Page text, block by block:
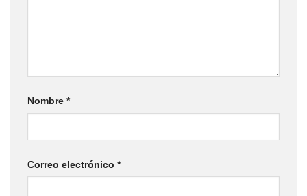
Nombre *
Correo electrónico *